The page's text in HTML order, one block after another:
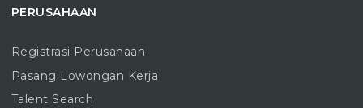
PERUSAHAAN
Registrasi Perusahaan
Pasang Lowongan Kerja
Talent Search